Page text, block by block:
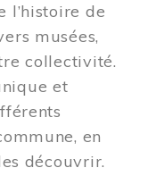
l’histoire de
musées,
collectivité.
et
en
découvrir.